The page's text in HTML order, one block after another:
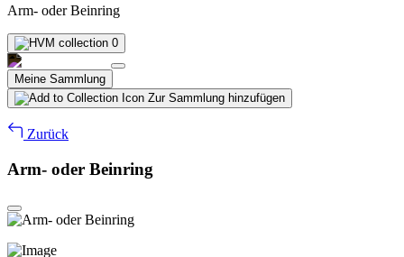
Arm- oder Beinring
0
Meine Sammlung
Zur Sammlung hinzufügen
Zurück
Arm- oder Beinring